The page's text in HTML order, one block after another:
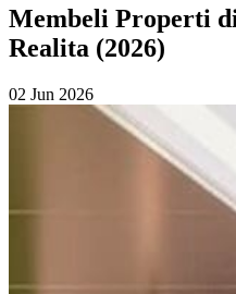
Membeli Properti
Realita (2026)
02 Jun 2026